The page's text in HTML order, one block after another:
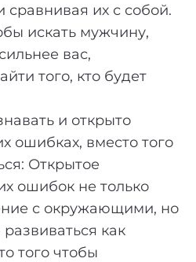
сравнивая их с собой.
искать мужчину,
вас,
того, кто будет
и открыто
ошибках, вместо того
Открытое
ошибок не только
с окружающими, но
как
того чтобы